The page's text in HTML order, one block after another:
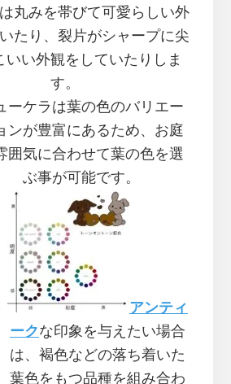
丸みを帯びて可愛らしい外
たり、裂片がシャープに尖
いい外観をしていたりしま
す。
ーケラは葉の色のバリエー
ンが豊富にあるため、お庭
囲気に合わせて葉の色を選
ぶ事が可能です。
アンティ
ークな印象を与えたい場合
は、褐色などの落ち着いた
葉色をもつ品種を組み合わ